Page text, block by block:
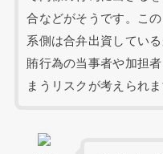
合などがそうです。こ
系側は合弁出資してい
賄行為の当事者や加担
まうリスクが考えられま